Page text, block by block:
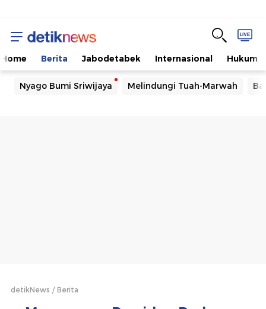
Home Berita Jabodetabek Internasional Hukum
Nyago Bumi Sriwijaya Melindungi Tuah-Marwah
detikNews Berita